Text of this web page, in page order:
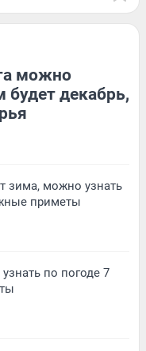
можно
будет декабрь,
зима, можно узнать
приметы
по погоде 7